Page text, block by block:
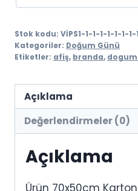
Stok kodu: VİPS1-1-1-1-1-1-1-
Kategoriler: Doğum Günü
Etiketler: afiş, branda,
Açıklama
Değerlendirmeler (0)
Açıklama
Ürün 70x50cm Karton